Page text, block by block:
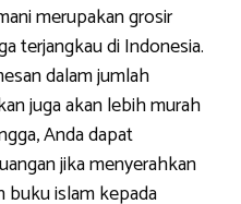
merupakan grosir
terjangkau di Indonesia.
dalam jumlah
juga akan lebih murah
Anda dapat
jika menyerahkan
buku islam kepada